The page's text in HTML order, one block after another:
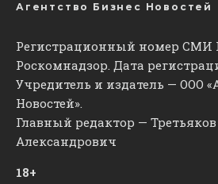
Агентство Бизнес Новостей
Регистрационный номер СМИ
Роскомнадзор. Дата
Учредитель и издатель — ООО
Новостей».
Главный редактор — Третьяков
Александрович
18+